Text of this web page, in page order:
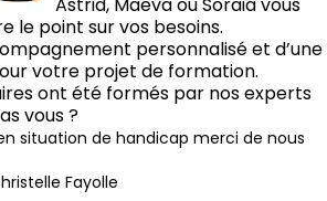
le point sur vos besoins.
personnalisé et d’une
votre projet de formation.
ont été formés par nos experts
vous ?
situation de handicap merci de nous
Fayolle